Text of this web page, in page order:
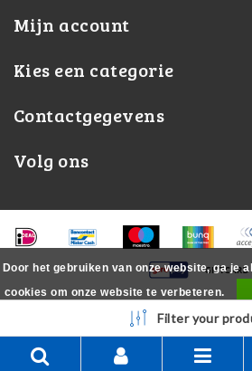
Mijn account
Kies een categorie
Contactgegevens
Volg ons
Filter your
Door het gebruiken van onze website, ga je
cookies om onze website te verbeteren.
Meer over